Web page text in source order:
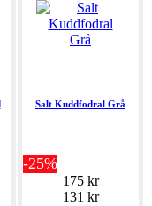
Salt Kuddfodral Grå
-25%
175 kr
131 kr